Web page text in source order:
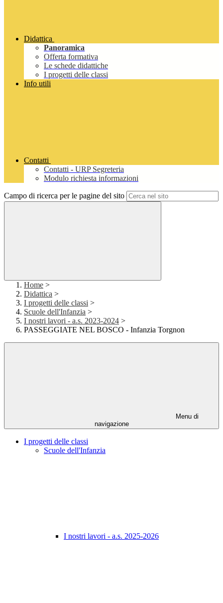
Didattica
Panoramica
Offerta formativa
Le schede didattiche
I progetti delle classi
Info utili
Contatti
Contatti - URP Segreteria
Modulo richiesta informazioni
Campo di ricerca per le pagine del sito
Home >
Didattica >
I progetti delle classi >
Scuole dell'Infanzia >
I nostri lavori - a.s. 2023-2024 >
PASSEGGIATE NEL BOSCO - Infanzia Torgnon
Menu di
navigazione
I progetti delle classi
Scuole dell'Infanzia
I nostri lavori - a.s. 2025-2026